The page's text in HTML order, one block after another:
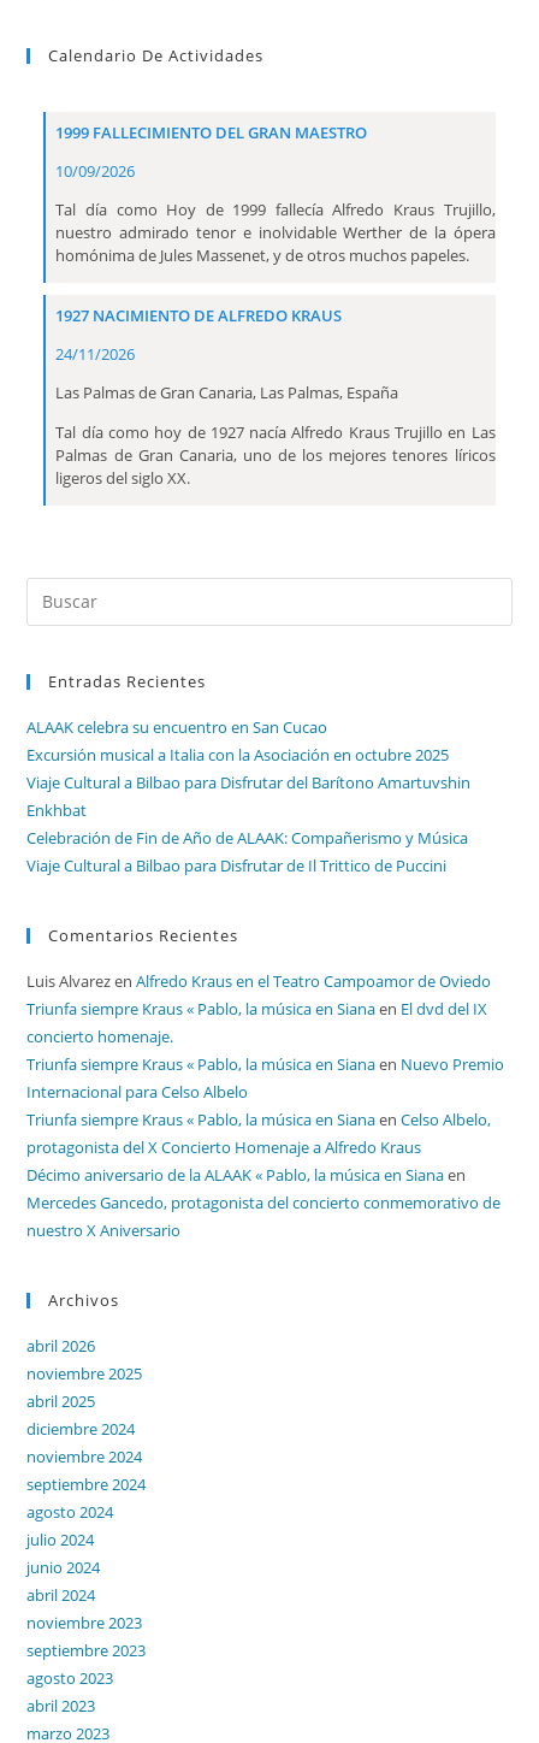
Calendario De Actividades
1999 FALLECIMIENTO DEL GRAN MAESTRO
10/09/2026
Tal día como Hoy de 1999 fallecía Alfredo Kraus Trujillo,
nuestro admirado tenor e inolvidable Werther de la ópera
homónima de Jules Massenet, y de otros muchos papeles.
1927 NACIMIENTO DE ALFREDO KRAUS
24/11/2026
Las Palmas de Gran Canaria, Las Palmas, España
Tal día como hoy de 1927 nacía Alfredo Kraus Trujillo en Las
Palmas de Gran Canaria, uno de los mejores tenores líricos
ligeros del siglo XX.
Entradas Recientes
ALAAK celebra su encuentro en San Cucao
Excursión musical a Italia con la Asociación en octubre 2025
Viaje Cultural a Bilbao para Disfrutar del Barítono Amartuvshin
Enkhbat
Celebración de Fin de Año de ALAAK: Compañerismo y Música
Viaje Cultural a Bilbao para Disfrutar de Il Trittico de Puccini
Comentarios Recientes
Luis AlvarezenAlfredo Kraus en el Teatro Campoamor de Oviedo
Triunfa siempre Kraus « Pablo, la música en Sianaen El dvd del IX
concierto homenaje.
Triunfa siempre Kraus « Pablo, la música en Sianaen Nuevo Premio
Internacional para Celso Albelo
Triunfa siempre Kraus « Pablo, la música en SianaenCelso Albelo,
protagonista del X Concierto Homenaje a Alfredo Kraus
Décimo aniversario de la ALAAK « Pablo, la música en Sianaen
Mercedes Gancedo, protagonista del concierto conmemorativo de
nuestro X Aniversario
Archivos
abril 2026
noviembre 2025
abril 2025
diciembre 2024
noviembre 2024
septiembre 2024
agosto 2024
julio 2024
junio 2024
abril 2024
noviembre 2023
septiembre 2023
agosto 2023
abril 2023
marzo 2023